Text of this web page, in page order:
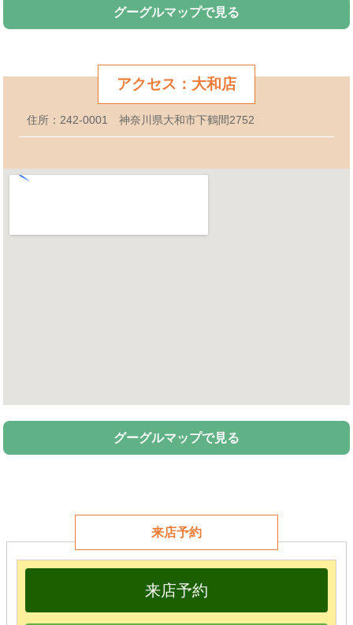
グーグルマップで見る
アクセス：大和店
住所：242-0001 神奈川県大和市下鶴間2752
グーグルマップで見る
来店予約
来店予約